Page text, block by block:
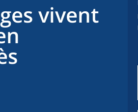
vivent